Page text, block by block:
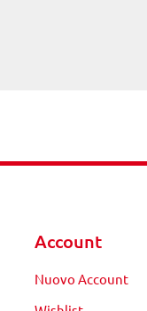
Account
Nuovo Account